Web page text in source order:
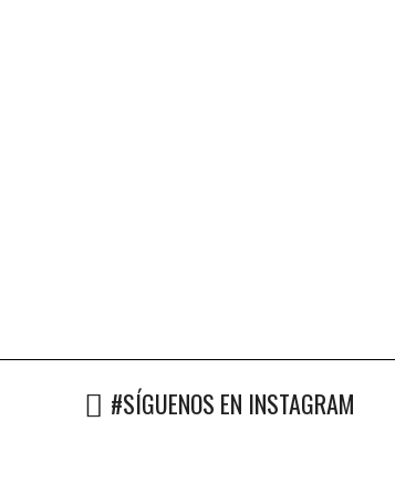
#SÍGUENOS EN INSTAGRAM